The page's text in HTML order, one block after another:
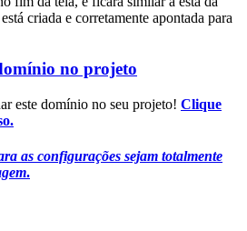
criada e corretamente apontada para
no projeto
este domínio no seu projeto! Clique
as configurações sejam totalmente
.